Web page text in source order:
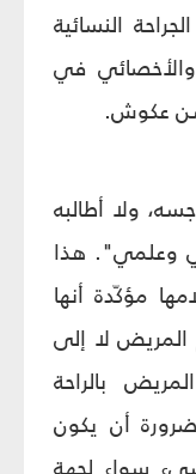
النسائية
والأخصائي في
عكوش.
ولا أطالبه
وعلمي". هذا
مؤكّدة أنها
لا إلى
بالراحة
أن يكون